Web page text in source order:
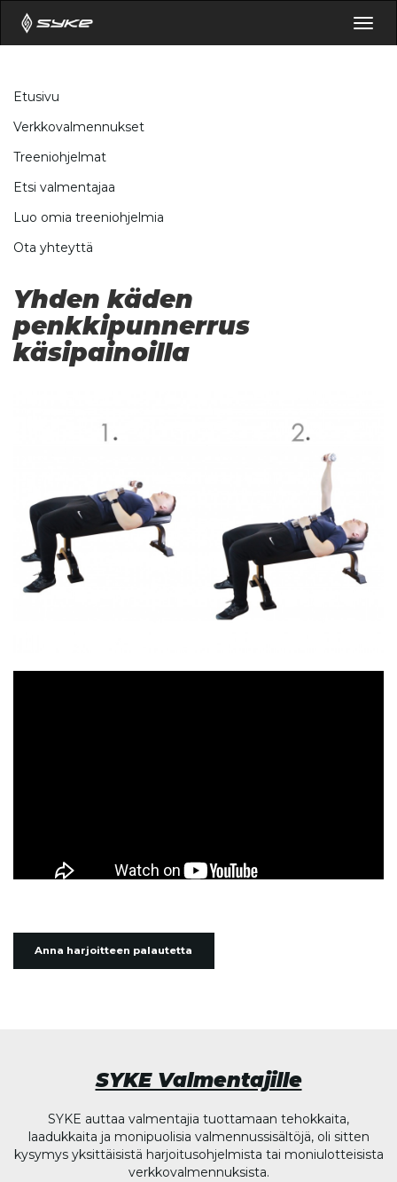
Etusivu
Verkkovalmennukset
Treeniohjelmat
Etsi valmentajaa
Luo omia treeniohjelmia
Ota yhteyttä
Yhden käden
penkkipunnerrus
käsipainoilla
Anna harjoitteen palautetta
SYKE Valmentajille
SYKE auttaa valmentajia tuottamaan tehokkaita,
laadukkaita ja monipuolisia valmennussisältöjä, oli sitten
kysymys yksittäisistä harjoitusohjelmista tai moniulotteisista
verkkovalmennuksista.